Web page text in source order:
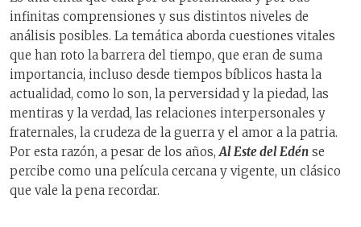
infinitas comprensiones y sus distintos niveles de
análisis posibles. La temática aborda cuestiones vitales
que han roto la barrera del tiempo, que eran de suma
importancia, incluso desde tiempos bíblicos hasta la
actualidad, como lo son, la perversidad y la piedad, las
mentiras y la verdad, las relaciones interpersonales y
fraternales, la crudeza de la guerra y el amor a la patria.
Por esta razón, a pesar de los años,Al Este del Edén se
percibe como una película cercana y vigente, un clásico
que vale la pena recordar.